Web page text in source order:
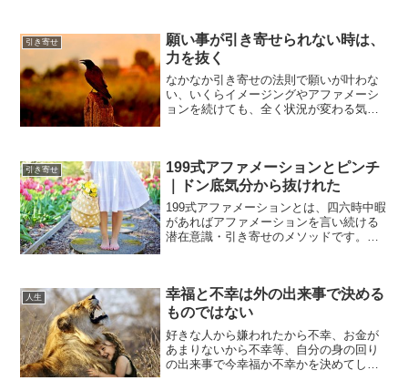
りますよね。高い衣装を買わなければい
けないのかな？高級なもの...
引き寄せ
願い事が引き寄せられない時は、
力を抜く
なかなか引き寄せの法則で願いが叶わな
い、いくらイメージングやアファメーシ
ョンを続けても、全く状況が変わる気配
ティブ、辛いという時期が...
引き寄せ
199式アファメーションとピンチ
｜ドン底気分から抜けれた
199式アファメーションとは、四六時中暇
があればアファメーションを言い続ける
潜在意識・引き寄せのメソッドです。最
り、気持ちもマイナス...
人生
幸福と不幸は外の出来事で決める
ものではない
好きな人から嫌われたから不幸、お金が
あまりないから不幸等、自分の身の回り
の出来事で今幸福か不幸かを決めてしま